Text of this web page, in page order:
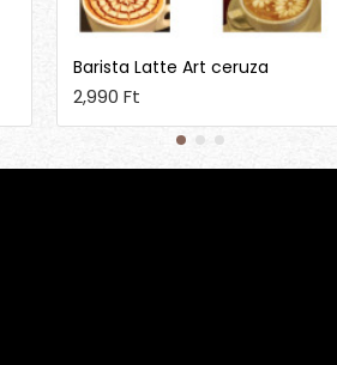
Barista Latte Art ceruza
2,990 Ft